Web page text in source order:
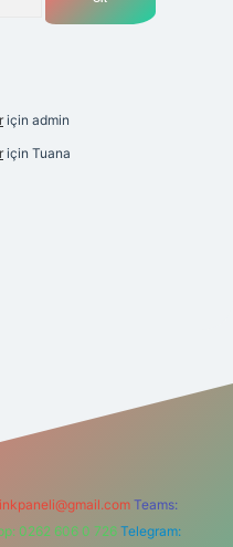
için admin
için Tuana
Teams:
0262 606 0 726 Telegram: